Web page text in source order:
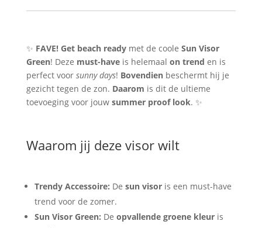
✨ FAVE! Get beach readymet de coole Sun Visor
Green! Deze must-haveis helemaal on trend en is
perfect voor sunny days! Bovendienbeschermt hij je
gezicht tegen de zon. Daarom is dit de ultieme
toevoeging voor jouw summer proof look. ✨
Waarom jij deze visor wilt
Trendy Accessoire: De sun visoris een must-have
trend voor de zomer.
Sun Visor Green: De opvallende groene kleuris